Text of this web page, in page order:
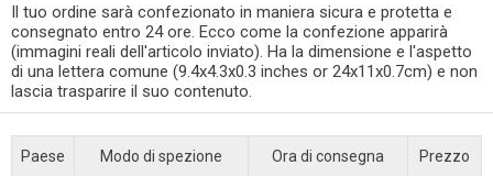
Il tuo ordine sarà confezionato in maniera sicura e protetta e
consegnato entro 24 ore. Ecco come la confezione apparirà
(immagini reali dell'articolo inviato). Ha la dimensione e l'aspetto
di una lettera comune (9.4x4.3x0.3 inches or 24x11x0.7cm) e non
lascia trasparire il suo contenuto.
Paese Modo di spezione Ora di consegna
Prezzo